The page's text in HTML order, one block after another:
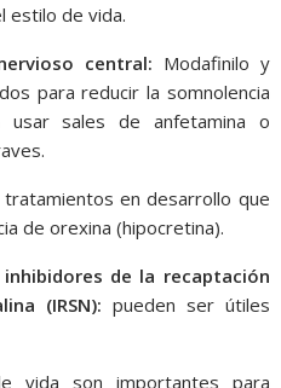
estilo de vida.
central: Modafinilo y
para reducir la somnolencia
usar sales de anfetamina o
tratamientos en desarrollo que
de orexina (hipocretina).
de la recaptación
(IRSN): pueden ser útiles
vida son importantes para